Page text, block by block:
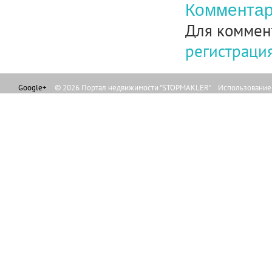
Для
Google+ © 2026 Портал недвижимости "STOPMAKLER"